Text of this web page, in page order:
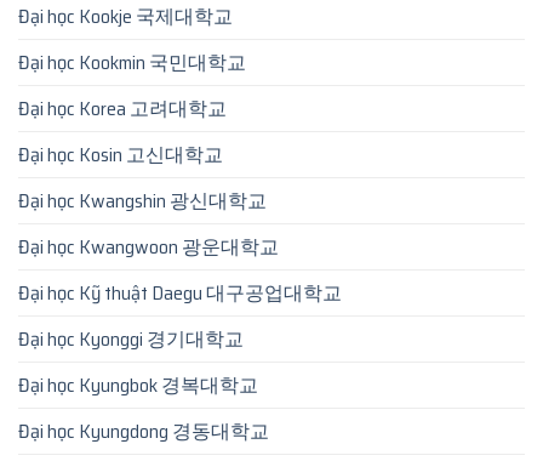
Đại học Kookje 국제대학교
Đại học Kookmin 국민대학교
Đại học Korea 고려대학교
Đại học Kosin 고신대학교
Đại học Kwangshin 광신대학교
Đại học Kwangwoon 광운대학교
Đại học Kỹ thuật Daegu 대구공업대학교
Đại học Kyonggi 경기대학교
Đại học Kyungbok 경복대학교
Đại học Kyungdong 경동대학교